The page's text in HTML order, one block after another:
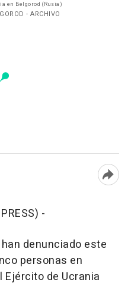
en Belgorod (Rusia)
- ARCHIVO
-
denunciado este
personas en
de Ucrania